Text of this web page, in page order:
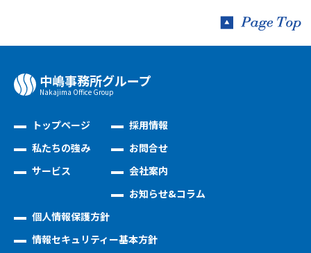
中嶋事務所グループ
Nakajima Oﬃce Group
トップページ
私たちの強み
サービス
採用情報
お問合せ
会社案内
お知らせ&コラム
個人情報保護方針
情報セキュリティー基本方針